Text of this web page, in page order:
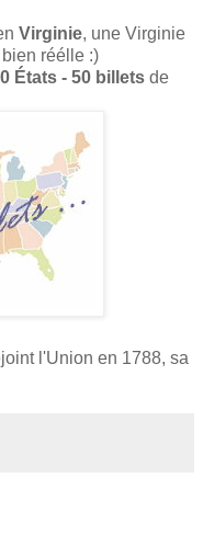
Virginie, une Virginie
réélle :)
États - 50 billets de
l'Union en 1788, sa